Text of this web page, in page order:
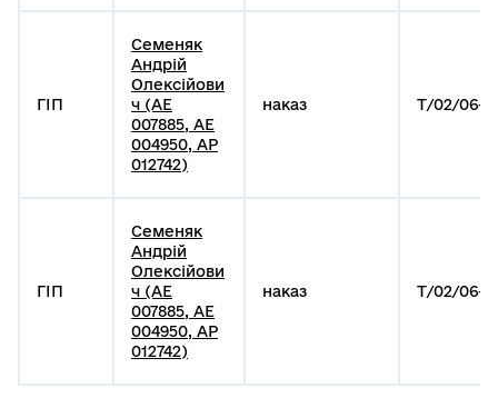
ГІП
Семеняк
Андрій
Олексійови
ч (АЕ
007885, АЕ
004950, АР
012742)
наказ Т/02/06-
ГІП
Семеняк
Андрій
Олексійови
ч (АЕ
007885, АЕ
004950, АР
012742)
наказ Т/02/06-